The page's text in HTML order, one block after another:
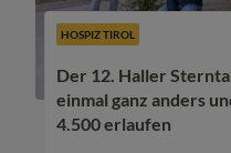
HOSPIZ TIROL
Der 12. Haller
einmal ganz anders
4.500 erlaufen